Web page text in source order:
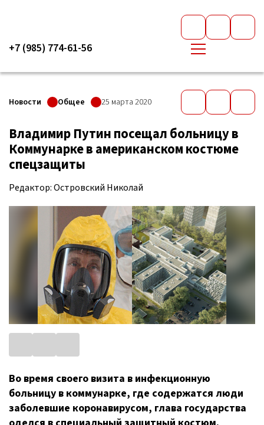
+7 (985) 774-61-56
Новости Общее 25 марта 2020
Владимир Путин посещал больницу в
Коммунарке в американском костюме
спецзащиты
Редактор: Островский Николай
Во время своего визита в инфекционную
больницу в коммунарке, где содержатся люди
заболевшие коронавирусом, глава государства